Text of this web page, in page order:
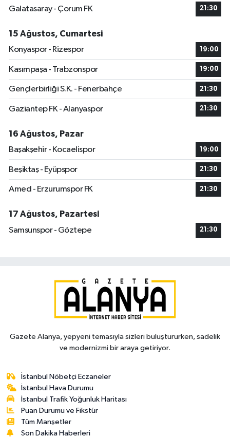
Galatasaray - Çorum FK
21:30
15 Ağustos, Cumartesi
Konyaspor - Rizespor
19:00
Kasımpaşa - Trabzonspor 19:00
Gençlerbirliği S.K. - Fenerbahçe 21:30
Gaziantep FK - Alanyaspor 21:30
16 Ağustos, Pazar
Başakşehir - Kocaelispor
19:00
Beşiktaş - Eyüpspor 21:30
Amed - Erzurumspor FK 21:30
17 Ağustos, Pazartesi
Samsunspor - Göztepe
21:30
Gazete Alanya, yepyeni temasıyla sizleri buluştururken, sadelik
ve modernizmi bir araya getiriyor.
İstanbul Nöbetçi Eczaneler
İstanbul Hava Durumu
İstanbul Trafik Yoğunluk Haritası
Puan Durumu ve Fikstür
Tüm Manşetler
Son Dakika Haberleri